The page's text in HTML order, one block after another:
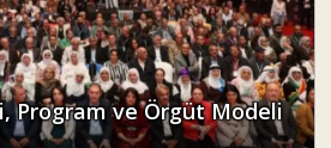
Program ve Örgüt Modeli